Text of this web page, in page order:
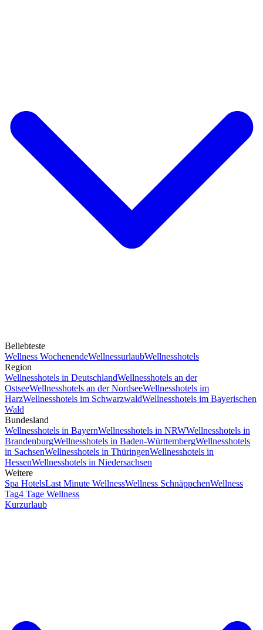
Beliebteste
Wellness WochenendeWellnessurlaubWellnesshotels
Region
Wellnesshotels in DeutschlandWellnesshotels an der
OstseeWellnesshotels an der NordseeWellnesshotels im
HarzWellnesshotels im SchwarzwaldWellnesshotels im Bayerischen
Wald
Bundesland
Wellnesshotels in BayernWellnesshotels in NRWWellnesshotels in
BrandenburgWellnesshotels in Baden-WürttembergWellnesshotels
in SachsenWellnesshotels in ThüringenWellnesshotels in
HessenWellnesshotels in Niedersachsen
Weitere
Spa HotelsLast Minute WellnessWellness SchnäppchenWellness
Tag4 Tage Wellness
Kurzurlaub